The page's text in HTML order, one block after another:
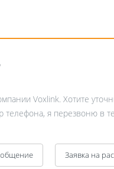
Voxlink. Хотите
телефона, я перезвоню в
Заявка на